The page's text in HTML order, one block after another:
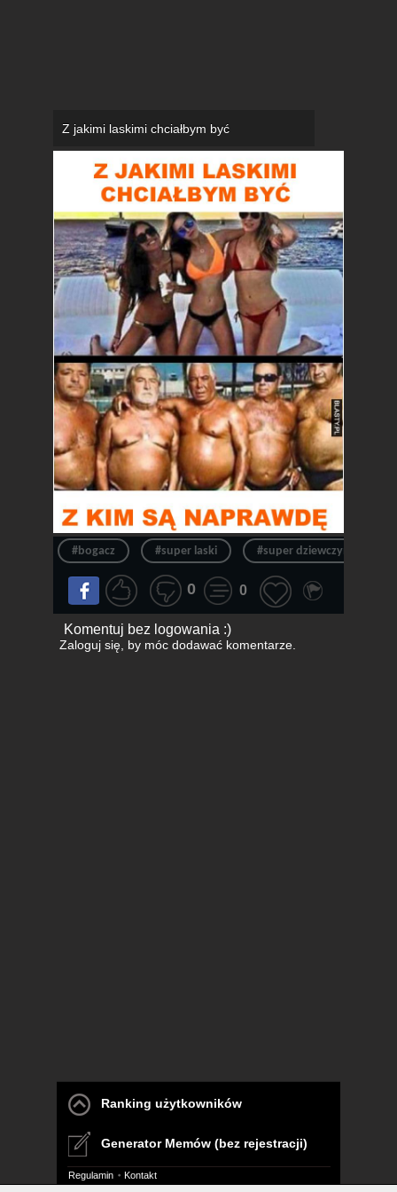
Z jakimi laskimi chciałbym być
#bogacz #super laski #super dziewczyny
0 0
Komentuj bez logowania :)
Zaloguj się, by móc dodawać komentarze.
Ranking użytkowników
Generator Memów (bez rejestracji)
Regulamin Kontakt